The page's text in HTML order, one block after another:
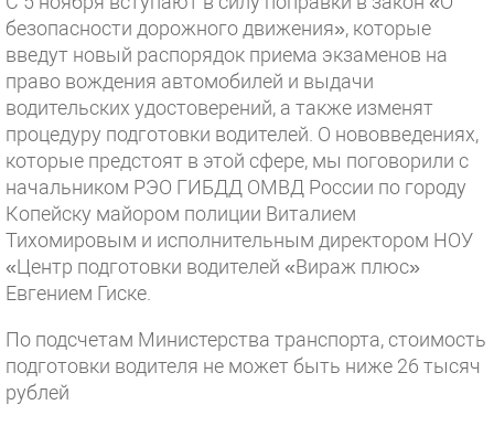
безопасности дорожного движения», которые
введут новый распорядок приема экзаменов на
право вождения автомобилей и выдачи
водительских удостоверений, а также изменят
процедуру подготовки водителей. О нововведениях,
которые предстоят в этой сфере, мы поговорили с
начальником РЭО ГИБДД ОМВД России по городу
Копейску майором полиции Виталием
Тихомировым и исполнительным директором НОУ
«Центр подготовки водителей «Вираж плюс»
Евгением Гиске.
По подсчетам Министерства транспорта, стоимость
подготовки водителя не может быть ниже 26 тысяч
рублей